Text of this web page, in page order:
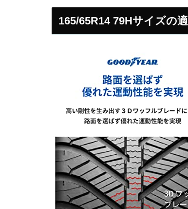
165/65R14 79Hサイズの